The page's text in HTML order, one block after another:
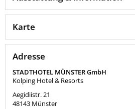
Karte
Adresse
STADTHOTEL MÜNSTER GmbH
Kolping Hotel & Resorts
Aegidiistr. 21
48143 Münster